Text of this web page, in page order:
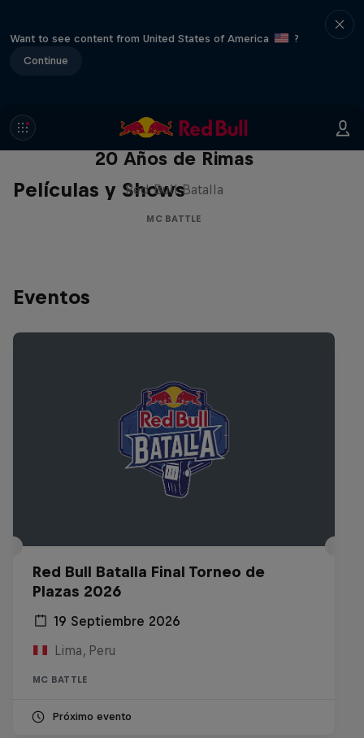
Want to see content from United States of America
?
Continue
Películas y Shows
Red Bull Batalla Nueva Historia:
20 Años de Rimas
Red Bull Batalla
MC BATTLE
Eventos
Red Bull Batalla Final Torneo de
Plazas 2026
19 Septiembre 2026
Lima, Peru
MC BATTLE
Próximo evento